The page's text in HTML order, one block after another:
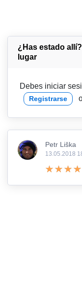
¿Has estado
lugar
Debes iniciar
Registrarse
Petr Liška
13.05.2018